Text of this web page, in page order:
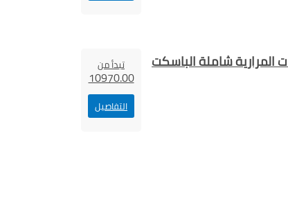
المرارية شاملة الباسكت تبدأ من
10970.00
التفاصيل